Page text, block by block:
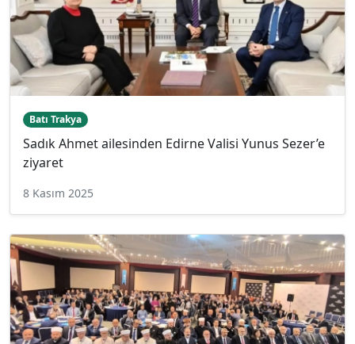
Batı Trakya
Sadık Ahmet ailesinden Edirne Valisi Yunus Sezer’e
ziyaret
8 Kasım 2025